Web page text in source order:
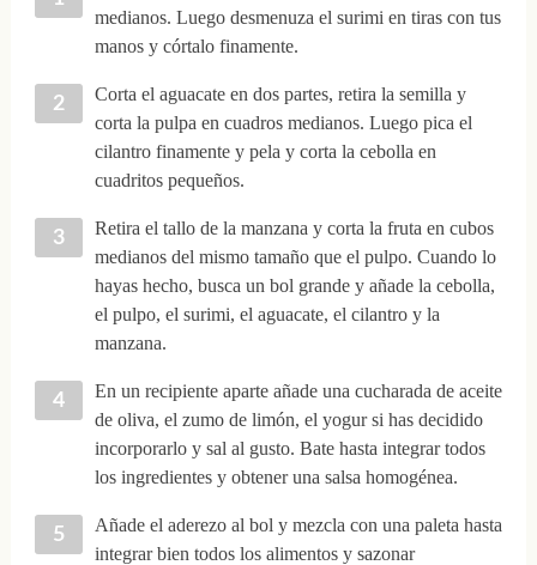
medianos. Luego desmenuza el surimi en tiras con tus
manos y córtalo finamente.
Corta el aguacate en dos partes, retira la semilla y
corta la pulpa en cuadros medianos. Luego pica el
cilantro finamente y pela y corta la cebolla en
cuadritos pequeños.
Retira el tallo de la manzana y corta la fruta en cubos
medianos del mismo tamaño que el pulpo. Cuando lo
hayas hecho, busca un bol grande y añade la cebolla,
el pulpo, el surimi, el aguacate, el cilantro y la
manzana.
En un recipiente aparte añade una cucharada de aceite
de oliva, el zumo de limón, el yogur si has decidido
incorporarlo y sal al gusto. Bate hasta integrar todos
los ingredientes y obtener una salsa homogénea.
Añade el aderezo al bol y mezcla con una paleta hasta
integrar bien todos los alimentos y sazonar